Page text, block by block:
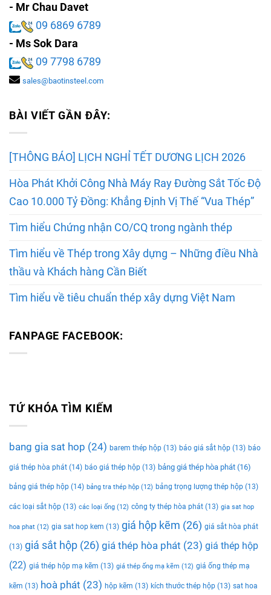
- Mr Chau Davet
09 6869 6789
- Ms Sok Dara
09 7798 6789
sales@baotinsteel.com
BÀI VIẾT GẦN ĐÂY:
[THÔNG BÁO] LỊCH NGHỈ TẾT DƯƠNG LỊCH 2026
Hòa Phát Khởi Công Nhà Máy Ray Đường Sắt Tốc Độ
Cao 10.000 Tỷ Đồng: Khẳng Định Vị Thế “Vua Thép”
Tìm hiểu Chứng nhận CO/CQ trong ngành thép
Tìm hiểu về Thép trong Xây dựng – Những điều Nhà
thầu và Khách hàng Cần Biết
Tìm hiểu về tiêu chuẩn thép xây dựng Việt Nam
FANPAGE FACEBOOK:
TỨ KHÓA TÌM KIẾM
bang gia sat hop (24) barem thép hộp (13) báo giá sắt hộp (13) báo
giá thép hòa phát (14) báo giá thép hộp (13) bảng giá thép hòa phát (16)
bảng giá thép hộp (14) bảng tra thép hộp (12) bảng trọng lượng thép hộp (13)
các loại sắt hộp (13) các loại ống (12) công ty thép hòa phát (13) gia sat hop
hoa phat (12) gia sat hop kem (13) giá hộp kẽm (26) giá sắt hòa phát
(13) giá sắt hộp (26) giá thép hòa phát (23) giá thép hộp
(22) giá thép hộp mạ kẽm (13) giá thép ống mạ kẽm (12) giá ống thép mạ
kẽm (13) hoà phát (23) hộp kẽm (13) kích thước thép hộp (13) sat hoa